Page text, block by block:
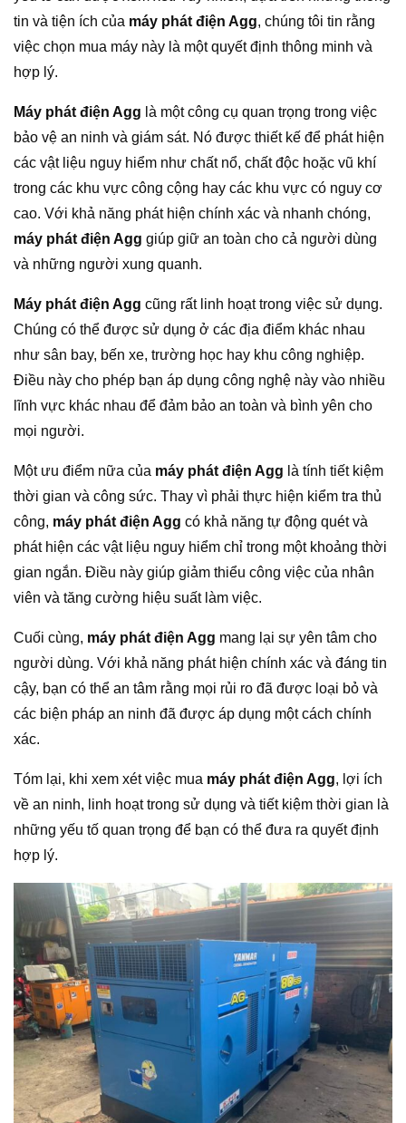
tin và tiện ích của máy phát điện Agg, chúng tôi tin rằng
việc chọn mua máy này là một quyết định thông minh và
hợp lý.
Máy phát điện Agg là một công cụ quan trọng trong việc
bảo vệ an ninh và giám sát. Nó được thiết kế để phát hiện
các vật liệu nguy hiểm như chất nổ, chất độc hoặc vũ khí
trong các khu vực công cộng hay các khu vực có nguy cơ
cao. Với khả năng phát hiện chính xác và nhanh chóng,
máy phát điện Agg giúp giữ an toàn cho cả người dùng
và những người xung quanh.
Máy phát điện Agg cũng rất linh hoạt trong việc sử dụng.
Chúng có thể được sử dụng ở các địa điểm khác nhau
như sân bay, bến xe, trường học hay khu công nghiệp.
Điều này cho phép bạn áp dụng công nghệ này vào nhiều
lĩnh vực khác nhau để đảm bảo an toàn và bình yên cho
mọi người.
Một ưu điểm nữa của máy phát điện Agg là tính tiết kiệm
thời gian và công sức. Thay vì phải thực hiện kiểm tra thủ
công, máy phát điện Agg có khả năng tự động quét và
phát hiện các vật liệu nguy hiểm chỉ trong một khoảng thời
gian ngắn. Điều này giúp giảm thiểu công việc của nhân
viên và tăng cường hiệu suất làm việc.
Cuối cùng, máy phát điện Agg mang lại sự yên tâm cho
người dùng. Với khả năng phát hiện chính xác và đáng tin
cậy, bạn có thể an tâm rằng mọi rủi ro đã được loại bỏ và
các biện pháp an ninh đã được áp dụng một cách chính
xác.
Tóm lại, khi xem xét việc mua máy phát điện Agg, lợi ích
về an ninh, linh hoạt trong sử dụng và tiết kiệm thời gian là
những yếu tố quan trọng để bạn có thể đưa ra quyết định
hợp lý.